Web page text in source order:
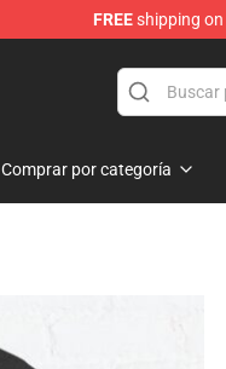
FREEshipping
Comprar por categoría